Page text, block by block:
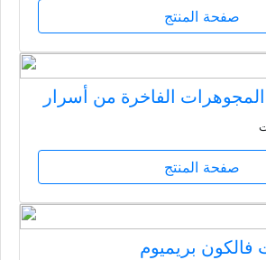
صفحة المنتج
المجوهرات الفاخرة من أسرار
صفحة المنتج
فالكون بريميوم